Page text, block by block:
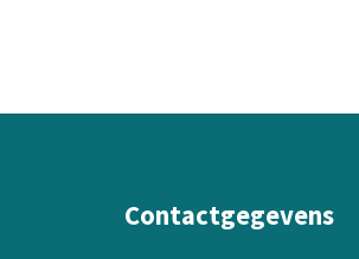
Contactgegevens